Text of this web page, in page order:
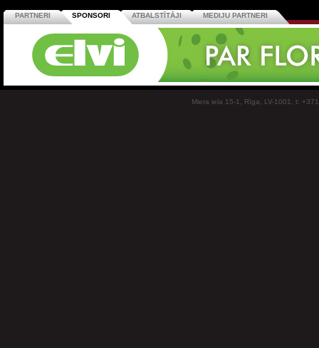
PARTNERI SPONSORI ATBALSTĪTĀJI MEDIJU PARTNERI
Miera iela 15-1, Rīga, LV-1001, t: